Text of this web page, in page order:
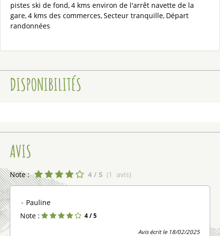
pistes ski de fond 4 kms environ de l'arrêt navette de la
gare 4 kms des commerces Secteur tranquille Départ
randonnées
DISPONIBILITÉS
AVIS
Note : 4 / 5 (1 avis)
Pauline
Note :
4 / 5
Avis écrit le 18/02/2025